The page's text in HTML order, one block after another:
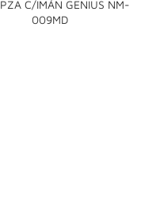
C/IMÁN GENIUS NM-
009MD
